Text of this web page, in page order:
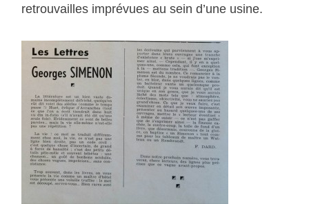
retrouvailles imprévues au sein d’une usine.